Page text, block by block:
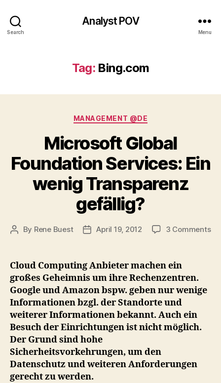
Search
Analyst POV
Menu
Tag: Bing.com
Categories
MANAGEMENT @DE
Microsoft Global
Foundation Services: Ein
wenig Transparenz
gefällig?
Post
By Rene Buest
PostApril 19, 2012 3 Commentson
Cloud Computing Anbieter machen ein
großes Geheimnis um ihre Rechenzentren.
Google und Amazon bspw. geben nur wenige
Informationen bzgl. der Standorte und
weiterer Informationen bekannt. Auch ein
Besuch der Einrichtungen ist nicht möglich.
Der Grund sind hohe
Sicherheitsvorkehrungen, um den
Datenschutz und weiteren Anforderungen
gerecht zu werden.